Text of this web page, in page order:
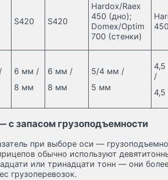
S420 S420
Hardox/Raex
450 (дно);
Domex/Optim
700 (стенки)
450
6 мм /
8 мм
6 мм /
8 мм
5/4 мм /
5 мм
/
с запасом грузоподъемности
при выборе оси —
обычно используют
или тринадцати тонн — они
грузоперевозок.